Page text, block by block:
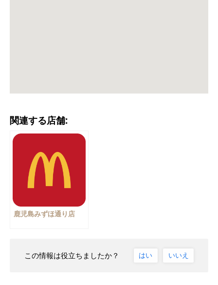
関連する店舗:
鹿児島みずほ通り店
この情報は役立ちましたか？ はい いいえ